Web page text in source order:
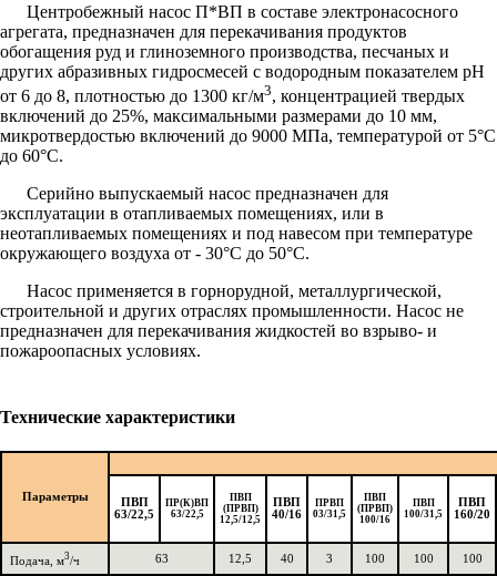
Центробежный насос П*ВП в составе электронасосного
агрегата, предназначен для перекачивания продуктов
обогащения руд и глиноземного производства, песчаных и
других абразивных гидросмесей с водородным показателем рН
от 6 до 8, плотностью до 1300 кг/м3, концентрацией твердых
включений до 25%, максимальными размерами до 10 мм,
микротвердостью включений до 9000 МПа, температурой от 5°С
до 60°С.
Серийно выпускаемый насос предназначен для
эксплуатации в отапливаемых помещениях, или в
неотапливаемых помещениях и под навесом при температуре
окружающего воздуха от - 30°С до 50°С.
Насос применяется в горнорудной, металлургической,
строительной и других отраслях промышленности. Насос не
предназначен для перекачивания жидкостей во взрыво- и
пожароопасных условиях.
Технические характеристики
Параметры
ПВП
63/22,5
ПР(К)ВП
63/22,5
ПВП
(ПРВП)
12,5/12,5
ПВП
40/16
ПРВП
03/31,5
ПВП
(ПРВП)
100/16
ПВП
100/31,5
ПВП
160/20
Подача, м3/ч 63 12,5 40 3 100 100 100